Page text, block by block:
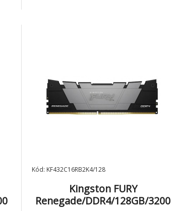
Kód: KF432C16RB2K4/128
Kingston FURY
Renegade/DDR4/128GB/3200